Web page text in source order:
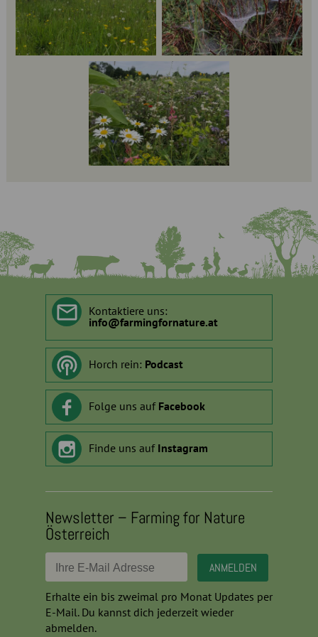
Kontaktiere uns:
info@farmingfornature.at
Horch rein: Podcast
Folge uns auf Facebook
Finde uns auf Instagram
Newsletter – Farming for Nature
Österreich
Erhalte ein bis zweimal pro Monat Updates per
E-Mail. Du kannst dich jederzeit wieder
abmelden.